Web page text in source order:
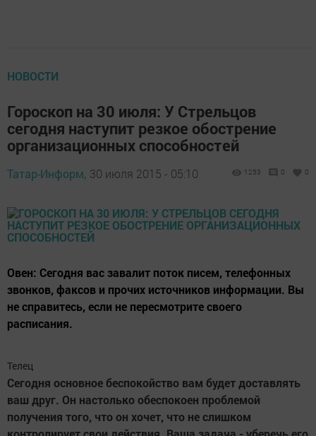
НОВОСТИ
Гороскоп на 30 июля: У Стрельцов
сегодня наступит резкое обострение
организационных способностей
Татар-Информ, 30 июля 2015 - 05:10 1253 0 0
Овен: Сегодня вас завалит поток писем, телефонных
звонков, факсов и прочих источников информации. Вы
не справитесь, если не пересмотрите своего
расписания.
Телец
Сегодня основное беспокойство вам будет доставлять
ваш друг. Он настолько обеспокоен проблемой
получения того, что он хочет, что не слишком